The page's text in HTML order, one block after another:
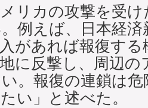
リカの攻撃を受
例えば、日本経
があれば報復す
に反撃し、周辺
。報復の連鎖は
い」と述べた。